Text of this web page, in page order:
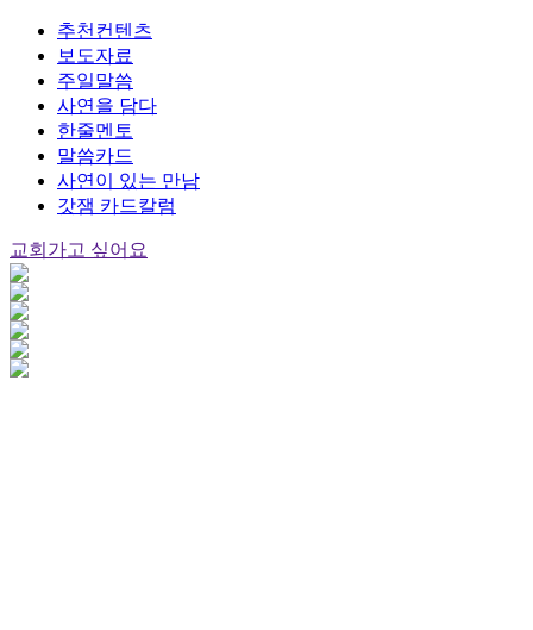
추천컨텐츠
보도자료
주일말씀
사연을 담다
한줄멘토
말씀카드
사연이 있는 만남
갓잼 카드칼럼
교회가고 싶어요